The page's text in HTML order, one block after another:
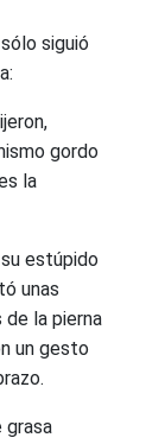
siguió
gordo
la
estúpido
unas
la pierna
un gesto
grasa